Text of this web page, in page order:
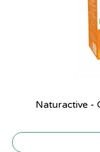
Naturactive -